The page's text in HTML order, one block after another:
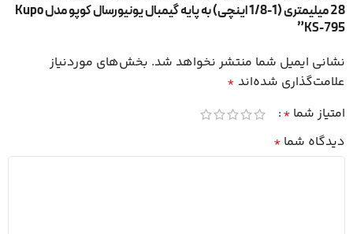
28 میلیمتری (1-1/8 اینچی) به پایه گیمبال یونیورسال کوپو مدل Kupo
KS-795”
نشانی ایمیل شما منتشر نخواهد شد. بخش‌های موردنیاز
علامت‌گذاری شده‌اند *
امتیاز شما *
دیدگاه شما *